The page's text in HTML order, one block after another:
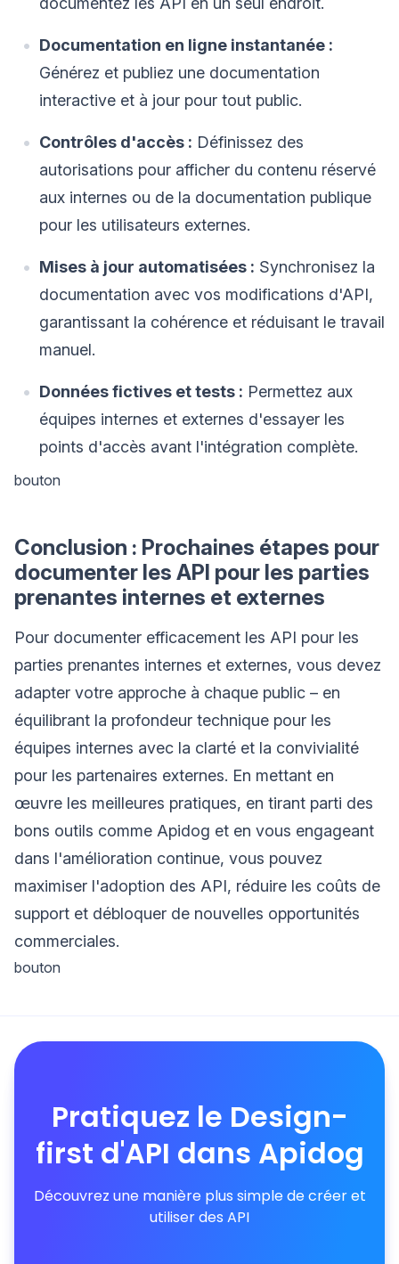
Documentation en ligne instantanée :
Générez et publiez une documentation
interactive et à jour pour tout public.
Contrôles d'accès : Définissez des
autorisations pour afficher du contenu réservé
aux internes ou de la documentation publique
pour les utilisateurs externes.
Mises à jour automatisées : Synchronisez la
documentation avec vos modifications d'API,
garantissant la cohérence et réduisant le travail
manuel.
Données fictives et tests : Permettez aux
équipes internes et externes d'essayer les
points d'accès avant l'intégration complète.
bouton
Conclusion : Prochaines étapes pour
documenter les API pour les parties
prenantes internes et externes
Pour documenter efficacement les API pour les
parties prenantes internes et externes, vous devez
adapter votre approche à chaque public – en
équilibrant la profondeur technique pour les
équipes internes avec la clarté et la convivialité
pour les partenaires externes. En mettant en
œuvre les meilleures pratiques, en tirant parti des
bons outils comme Apidog et en vous engageant
dans l'amélioration continue, vous pouvez
maximiser l'adoption des API, réduire les coûts de
support et débloquer de nouvelles opportunités
commerciales.
bouton
Pratiquez le Design-
first d'API dans Apidog
Découvrez une manière plus simple de créer et
utiliser des API